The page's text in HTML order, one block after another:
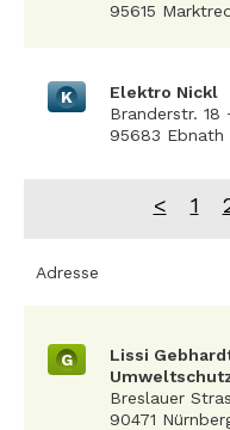
95615
K
Elektro Nickl
Branderstr. 18
95683 Ebnath
< 1
Adresse
G
Lissi
Breslauer
90471